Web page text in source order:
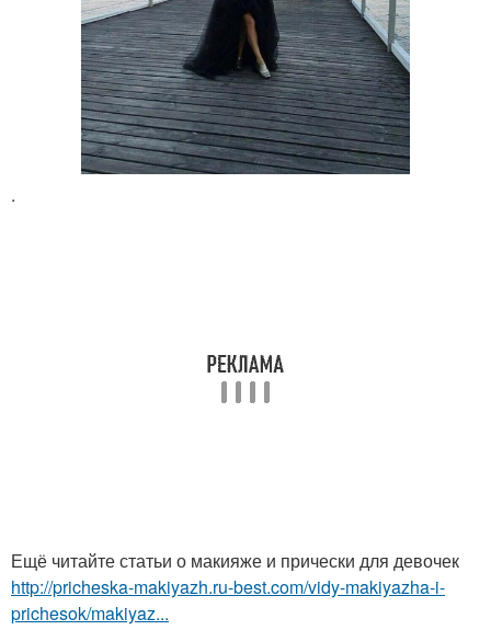
.
Ещё читайте статьи о макияже и прически для девочек
http://pricheska-makiyazh.ru-best.com/vidy-makiyazha-i-
prichesok/makiyaz...